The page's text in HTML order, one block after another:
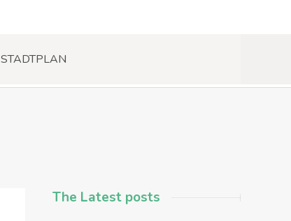
STADTPLAN
The Latest posts